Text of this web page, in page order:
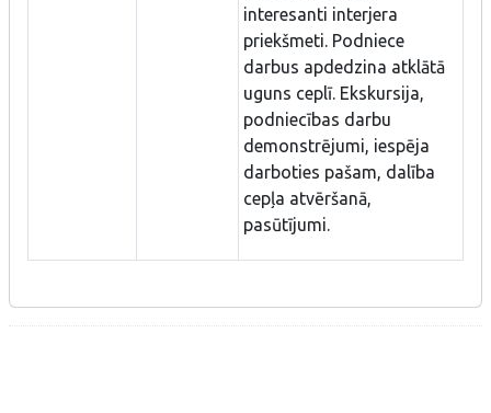
interesanti interjera
priekšmeti. Podniece
darbus apdedzina atklātā
uguns ceplī. Ekskursija,
podniecības darbu
demonstrējumi, iespēja
darboties pašam, dalība
cepļa atvēršanā,
pasūtījumi.